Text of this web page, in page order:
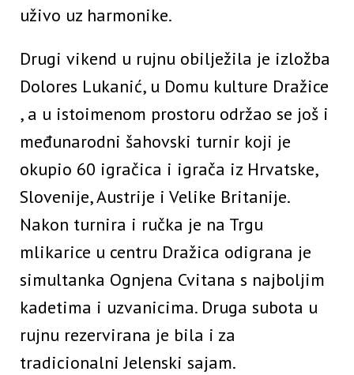
uživo uz harmonike.
Drugi vikend u rujnu obilježila je izložba
Dolores Lukanić, u Domu kulture Dražice
, a u istoimenom prostoru održao se još i
međunarodni šahovski turnir koji je
okupio 60 igračica i igrača iz Hrvatske,
Slovenije, Austrije i Velike Britanije.
Nakon turnira i ručka je na Trgu
mlikarice u centru Dražica odigrana je
simultanka Ognjena Cvitana s najboljim
kadetima i uzvanicima. Druga subota u
rujnu rezervirana je bila i za
tradicionalni Jelenski sajam.